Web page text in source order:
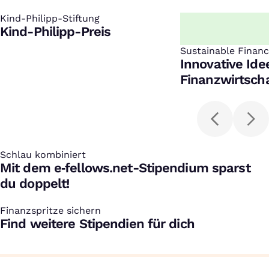
Kind-Philipp-Stiftung
:
Kind-Philipp-Preis
Sustainable
:
Innovative
Schlau kombiniert
:
Mit dem e‑fellows.net-Stipendium sparst
du doppelt!
Finanzspritze sichern
:
Find weitere Stipendien für dich